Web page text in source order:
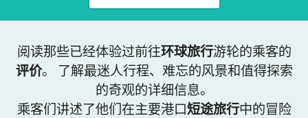
阅读那些已经体验过前往环球旅行游轮的乘客的
评价。 了解最迷人行程、难忘的风景和值得探索
的奇观的详细信息。
乘客们讲述了他们在主要港口短途旅行中的冒险